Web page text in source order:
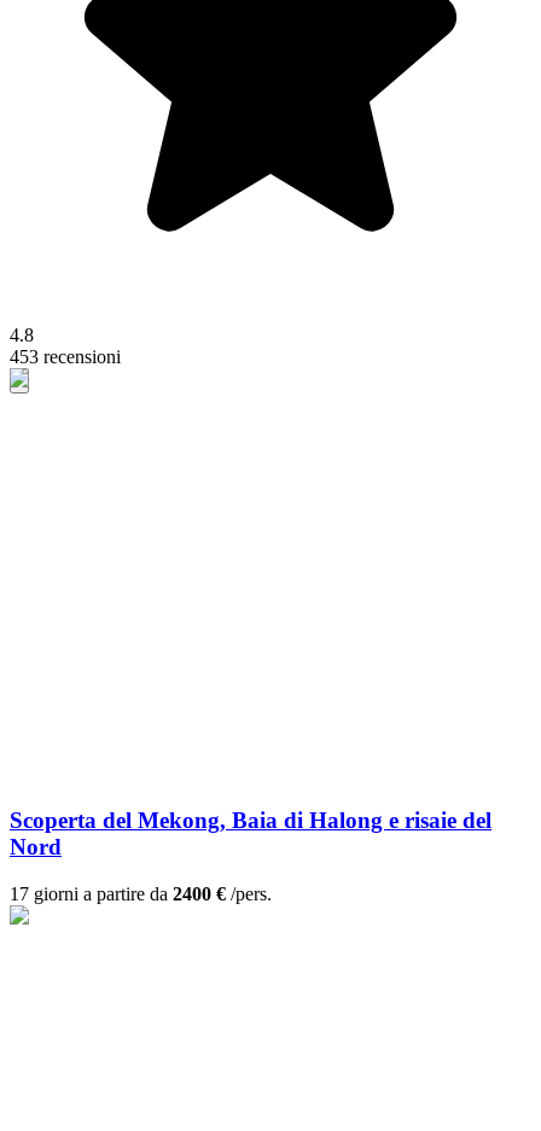
4.8
453 recensioni
Scoperta del Mekong, Baia di Halong e risaie del
Nord
17 giorni a partire da 2400 € /pers.